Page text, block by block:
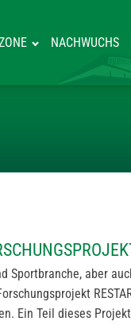
NACHWUCHS
Sportbranche, aber
Ein Teil dieses